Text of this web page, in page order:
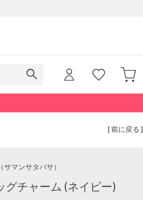
[ 前に戻る ]
（サマンサタバサ）
グチャーム (ネイビー)